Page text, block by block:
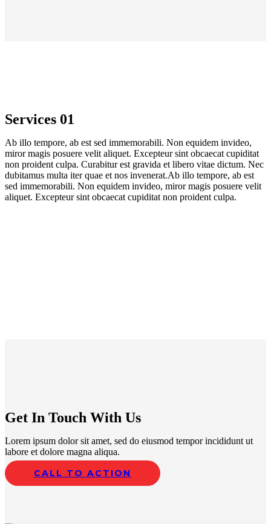
Services 01
Ab illo tempore, ab est sed immemorabili. Non equidem invideo,
miror magis posuere velit aliquet. Excepteur sint obcaecat cupiditat
non proident culpa. Curabitur est gravida et libero vitae dictum. Nec
dubitamus multa iter quae et nos invenerat.Ab illo tempore, ab est
sed immemorabili. Non equidem invideo, miror magis posuere velit
aliquet. Excepteur sint obcaecat cupiditat non proident culpa.
Get In Touch With Us
Lorem ipsum dolor sit amet, sed do eiusmod tempor incididunt ut
labore et dolore magna aliqua.
CALL TO ACTION